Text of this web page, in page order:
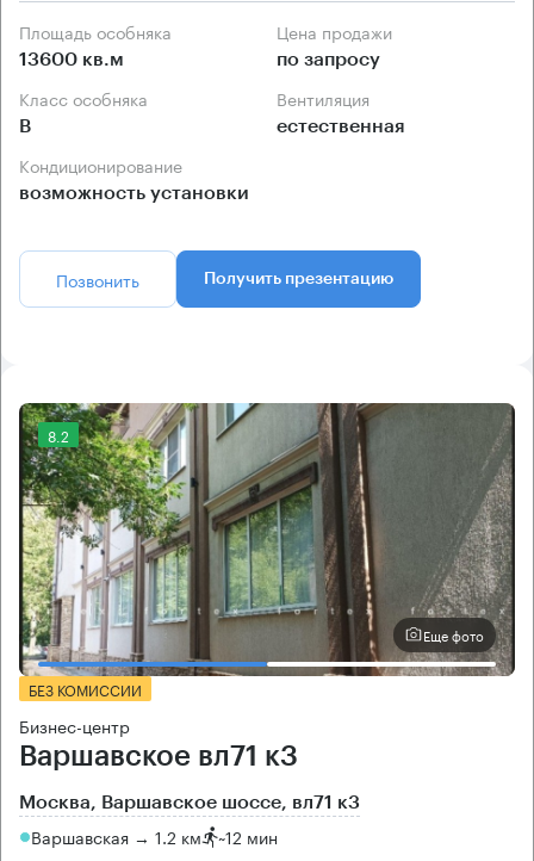
Площадь особняка
13600 кв.м
Цена продажи
по запросу
Класс особняка
B
Вентиляция
естественная
Кондиционирование
возможность установки
Позвонить Получить презентацию
8.2
Еще фото
БЕЗ КОМИССИИ
Бизнес-центр
Варшавское вл71 к3
Москва, Варшавское шоссе, вл71 к3
Варшавская → 1.2 км ~12 мин